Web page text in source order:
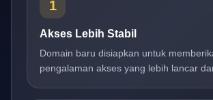
1
Akses Lebih Stabil
Domain baru disiapkan untuk
pengalaman akses yang lebih lancar